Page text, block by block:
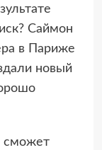
Саймон
в Париже
новый
сможет